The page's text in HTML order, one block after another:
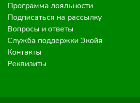
Программа лояльности
Подписаться на рассылку
Вопросы и ответы
Служба поддержки Экойя
Контакты
Реквизиты